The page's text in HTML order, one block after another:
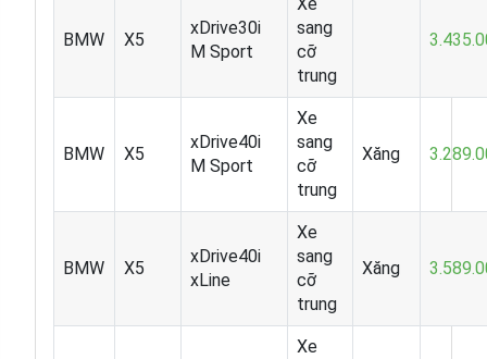
BMW X5
xDrive30i
M Sport
sang
cỡ
trung
BMW X5
xDrive40i
M Sport
Xe
sang
cỡ
trung
Xăng
BMW X5
xDrive40i
xLine
Xe
sang
cỡ
trung
Xăng
Xe